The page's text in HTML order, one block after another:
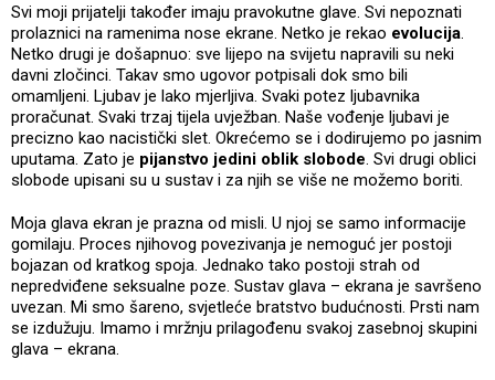
Svi moji prijatelji također imaju pravokutne glave. Svi nepoznati
prolaznici na ramenima nose ekrane. Netko je rekao evolucija
Netko drugi je došapnuo: sve lijepo na svijetu napravili su neki
davni zločinci. Takav smo ugovor potpisali dok smo bili
omamljeni. Ljubav je lako mjerljiva. Svaki potez ljubavnika
proračunat. Svaki trzaj tijela uvježban. Naše vođenje ljubavi je
precizno kao nacistički slet. Okrećemo se i dodirujemo po jasnim
uputama. Zato je pijanstvo jedini oblik slobode . Svi drugi oblici
slobode upisani su u sustav i za njih se više ne možemo boriti.
Moja glava ekran je prazna od misli. U njoj se samo informacije
gomilaju. Proces njihovog povezivanja je nemoguć jer postoji
bojazan od kratkog spoja. Jednako tako postoji strah od
nepredviđene seksualne poze. Sustav glava – ekrana je savršeno
uvezan. Mi smo šareno, svjetleće bratstvo budućnosti. Prsti nam
se izdužuju. Imamo i mržnju prilagođenu svakoj zasebnoj skupini
glava – ekrana.